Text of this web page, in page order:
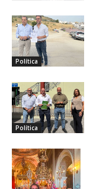
Política
Política